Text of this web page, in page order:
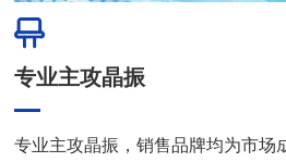
专业主攻晶振
专业主攻晶振，销售品牌均为市场